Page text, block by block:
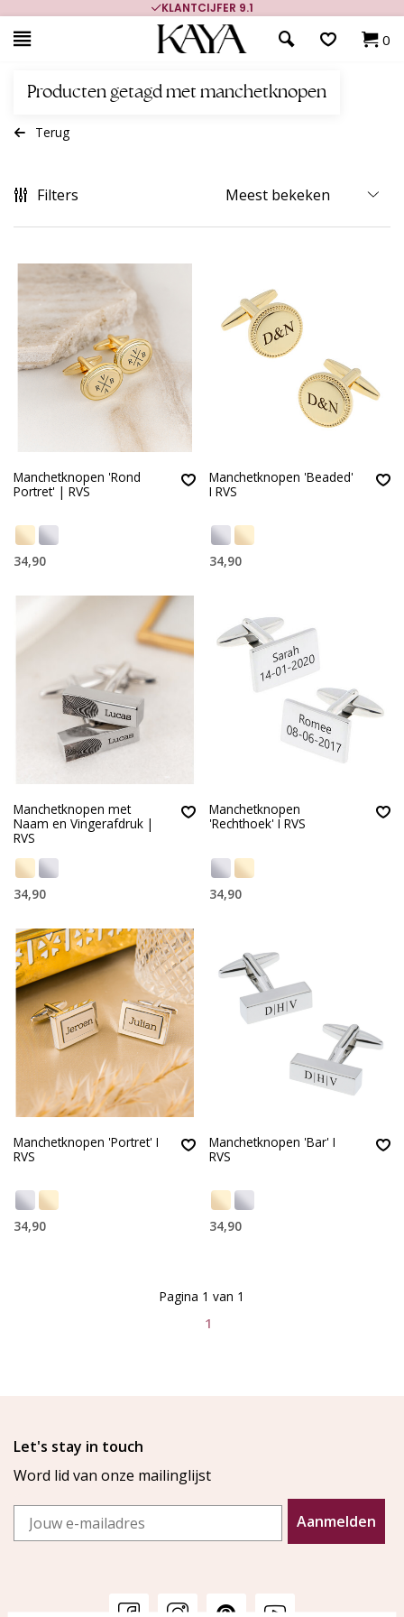
KLANTCIJFER 9.1
0
Producten getagd met manchetknopen
Terug
Filters
Manchetknopen 'Rond
Portret' | RVS
34,90
Manchetknopen 'Beaded'
I RVS
34,90
Manchetknopen met
Naam en Vingerafdruk |
RVS
34,90
Manchetknopen
'Rechthoek' I RVS
34,90
Manchetknopen 'Portret' I
RVS
34,90
Manchetknopen 'Bar' I
RVS
34,90
1
Pagina 1 van 1
Let's stay in touch
Word lid van onze mailinglijst
Email
Aanmelden